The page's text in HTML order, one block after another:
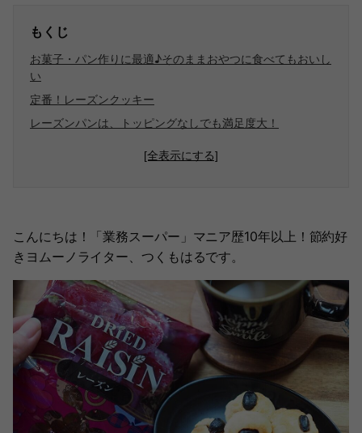
もくじ
お菓子・パン作りに最適♪そのままおやつに食べてもおいし
い
定番！レーズンクッキー
レーズンパンは、トッピングなしでも満足度大！
[全表示にする]
こんにちは！「業務スーパー」マニア歴10年以上！節約好
きヨムーノライター、つくもはるです。